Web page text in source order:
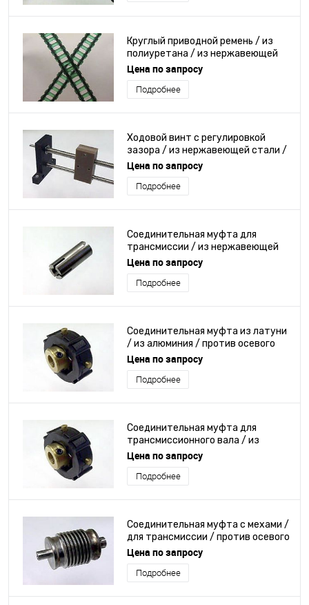
Круглый приводной ремень / из
полиуретана / из нержавеющей
стали / с уменьшенным люфтом
Цена по запросу
Подробнее
Ходовой винт с регулировкой
зазора / из нержавеющей стали /
из алюминия
Цена по запросу
Подробнее
Соединительная муфта для
трансмиссии / из нержавеющей
стали / против осевого смещения
/ без зазора
Цена по запросу
Подробнее
Соединительная муфта из латуни
/ из алюминия / против осевого
смещения / раздвижная
Цена по запросу
Подробнее
Соединительная муфта для
трансмиссионного вала / из
нержавеющей стали / против
осевого смещения / с фланцем
Цена по запросу
Подробнее
Соединительная муфта с мехами /
для трансмиссии / против осевого
смещения / без зазора
Цена по запросу
Подробнее